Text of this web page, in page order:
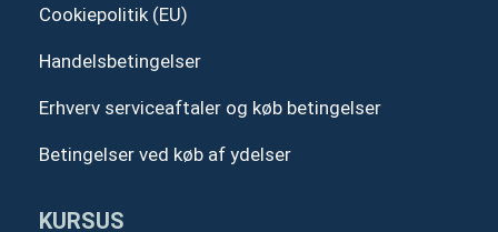
Cookiepolitik (EU)
Handelsbetingelser
Erhverv serviceaftaler og køb betingelser
Betingelser ved køb af ydelser
KURSUS